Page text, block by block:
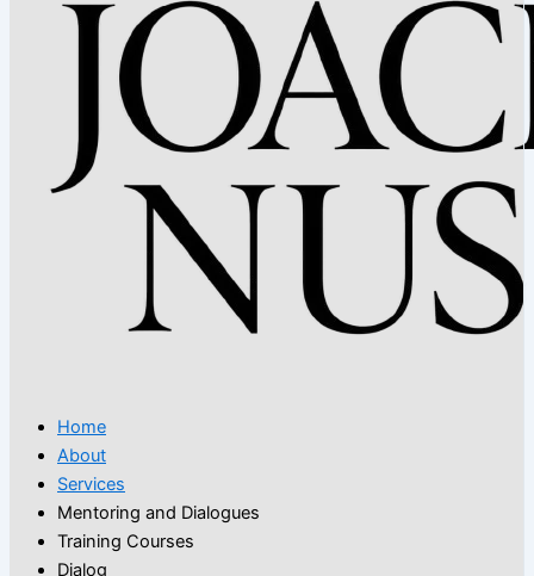
Home
About
Services
Mentoring and Dialogues
Training Courses
Dialog